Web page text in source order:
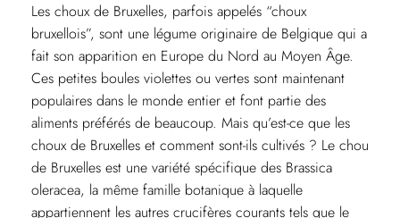
Les choux de Bruxelles, parfois appelés “choux
bruxellois”, sont une légume originaire de Belgique qui a
fait son apparition en Europe du Nord au Moyen Âge.
Ces petites boules violettes ou vertes sont maintenant
populaires dans le monde entier et font partie des
aliments préférés de beaucoup. Mais qu’est-ce que les
choux de Bruxelles et comment sont-ils cultivés ? Le chou
de Bruxelles est une variété spécifique des Brassica
oleracea, la même famille botanique à laquelle
appartiennent les autres crucifères courants tels que le